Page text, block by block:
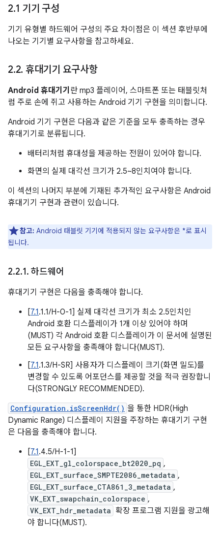
2.1 기기 구성
기기 유형별 하드웨어 구성의 주요 차이점은 이 섹션 후반부에
나오는 기기별 요구사항을 참고하세요.
2.2. 휴대기기 요구사항
Android 휴대기기 란 mp3 플레이어, 스마트폰 또는 태블릿처
럼 주로 손에 쥐고 사용하는 Android 기기 구현을 의미합니다.
Android 기기 구현은 다음과 같은 기준을 모두 충족하는 경우
휴대기기로 분류됩니다.
배터리처럼 휴대성을 제공하는 전원이 있어야 합니다.
화면의 실제 대각선 크기가 2.5~8인치여야 합니다.
이 섹션의 나머지 부분에 기재된 추가적인 요구사항은 Android
휴대기기 구현과 관련이 있습니다.
참고: Android 태블릿 기기에 적용되지 않는 요구사항은 *로 표시
됩니다.
2.2.1. 하드웨어
휴대기기 구현은 다음을 충족해야 합니다.
[7.1.1.1/H-0-1] 실제 대각선 크기가 최소 2.5인치인
Android 호환 디스플레이가 1개 이상 있어야 하며
(MUST) 각 Android 호환 디스플레이가 이 문서에 설명된
모든 요구사항을 충족해야 합니다(MUST).
[7.1.1.3/H-SR] 사용자가 디스플레이 크기(화면 밀도)를
변경할 수 있도록 어포던스를 제공할 것을 적극 권장합니
다(STRONGLY RECOMMENDED).
Configuration.isScreenHdr() 을 통한 HDR(High
Dynamic Range) 디스플레이 지원을 주장하는 휴대기기 구현
은 다음을 충족해야 합니다.
[7.1.4.5/H-1-1]
EGL_EXT_gl_colorspace_bt2020_pq ,
EGL_EXT_surface_SMPTE2086_metadata ,
EGL_EXT_surface_CTA861_3_metadata ,
VK_EXT_swapchain_colorspace ,
VK_EXT_hdr_metadata 확장 프로그램 지원을 광고해
야 합니다(MUST).